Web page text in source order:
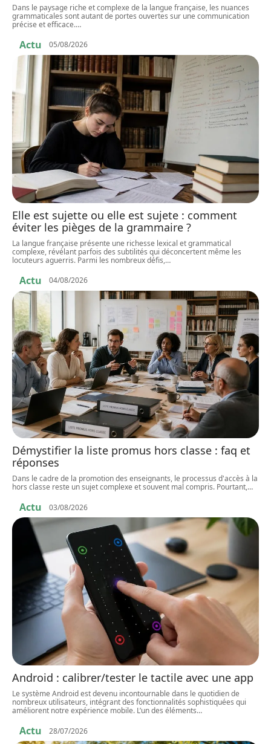
Dans le paysage riche et complexe de la langue française, les nuances
grammaticales sont autant de portes ouvertes sur une communication
précise et efficace.…
Actu 05/08/2026
Elle est sujette ou elle est sujete : comment
éviter les pièges de la grammaire ?
La langue française présente une richesse lexical et grammatical
complexe, révélant parfois des subtilités qui déconcertent même les
locuteurs aguerris. Parmi les nombreux défis,…
Actu 04/08/2026
Démystifier la liste promus hors classe : faq et
réponses
Dans le cadre de la promotion des enseignants, le processus d'accès à la
hors classe reste un sujet complexe et souvent mal compris. Pourtant,…
Actu 03/08/2026
Android : calibrer/tester le tactile avec une app
Le système Android est devenu incontournable dans le quotidien de
nombreux utilisateurs, intégrant des fonctionnalités sophistiquées qui
améliorent notre expérience mobile. L’un des éléments…
Actu 28/07/2026